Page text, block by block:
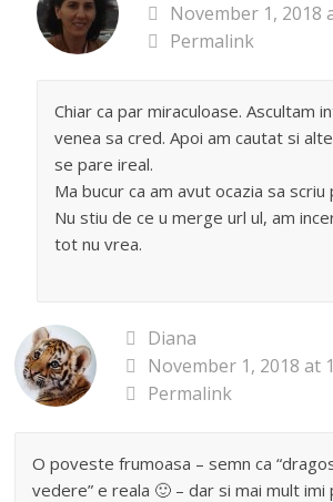
November 1, 2018
Permalink
Chiar ca par miraculoase. Ascultam
venea sa cred. Apoi am cautat si
se pare ireal.
Ma bucur ca am avut ocazia sa
Nu stiu de ce u merge url ul, am
tot nu vrea.
Diana
November 1, 2018 at
Permalink
O poveste frumoasa – semn ca
vedere” e reala 🙂 – dar si mai mult imi